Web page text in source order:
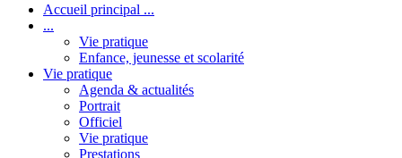
Accueil principal ...
...
Vie pratique
Enfance, jeunesse et scolarité
Vie pratique
Agenda & actualités
Portrait
Officiel
Vie pratique
Prestations